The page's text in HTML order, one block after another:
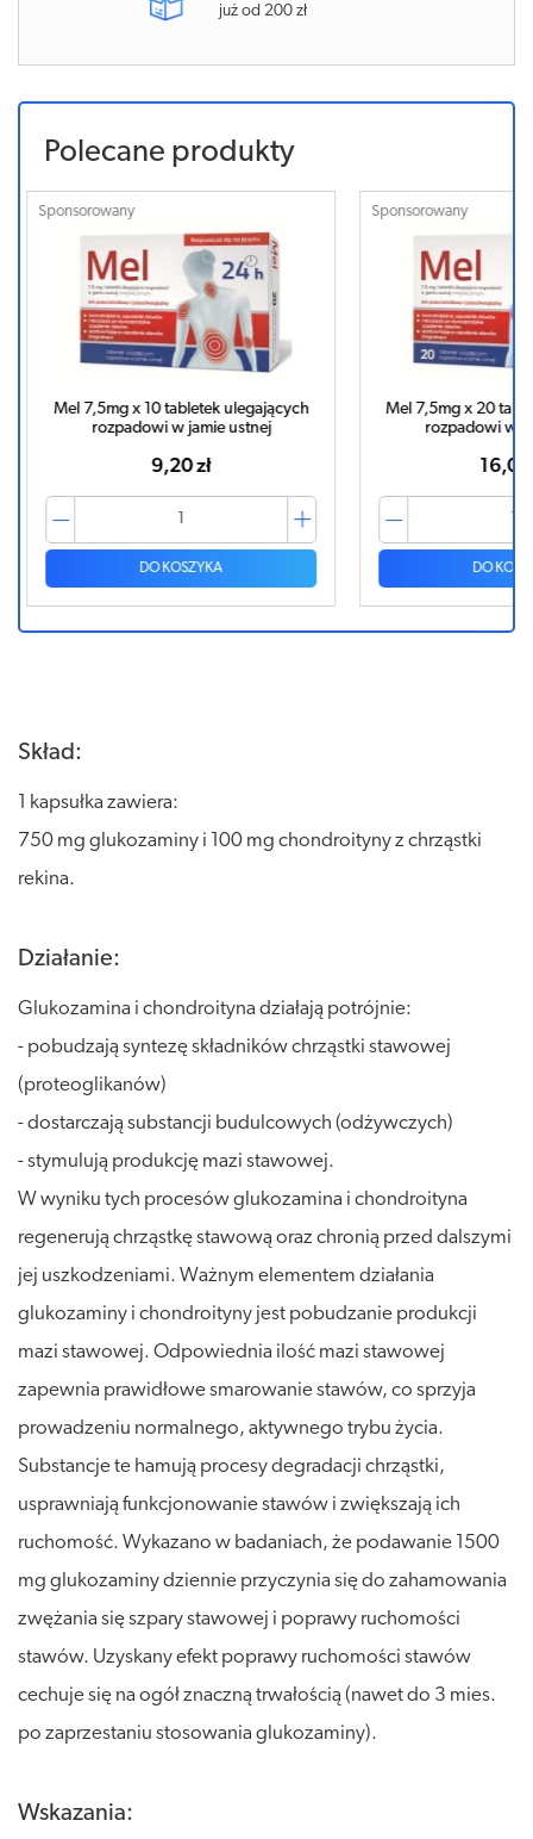
już od 200 zł
Polecane produkty
Sponsorowany
Mel 7,5mg x 20 tabletek ulegających
rozpadowi w jamie ustnej
DO KOSZYKA
Mel
Skład:
1 kapsułka zawiera:
750 mg glukozaminy i 100 mg chondroityny z chrząstki
rekina.
Działanie:
Glukozamina i chondroityna działają potrójnie:
- pobudzają syntezę składników chrząstki stawowej
(proteoglikanów)
- dostarczają substancji budulcowych (odżywczych)
- stymulują produkcję mazi stawowej.
W wyniku tych procesów glukozamina i chondroityna
regenerują chrząstkę stawową oraz chronią przed dalszymi
jej uszkodzeniami. Ważnym elementem działania
glukozaminy i chondroityny jest pobudzanie produkcji
mazi stawowej. Odpowiednia ilość mazi stawowej
zapewnia prawidłowe smarowanie stawów, co sprzyja
prowadzeniu normalnego, aktywnego trybu życia.
Substancje te hamują procesy degradacji chrząstki,
usprawniają funkcjonowanie stawów i zwiększają ich
ruchomość. Wykazano w badaniach, że podawanie 1500
mg glukozaminy dziennie przyczynia się do zahamowania
zwężania się szpary stawowej i poprawy ruchomości
stawów. Uzyskany efekt poprawy ruchomości stawów
cechuje się na ogół znaczną trwałością (nawet do 3 mies.
po zaprzestaniu stosowania glukozaminy).
Wskazania: